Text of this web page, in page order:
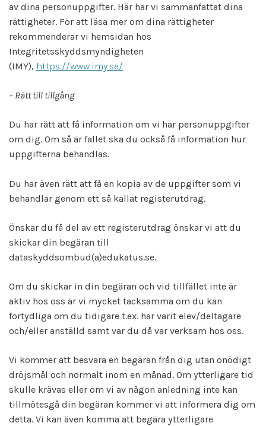
av dina personuppgifter. Här har vi sammanfattat dina
rättigheter. För att läsa mer om dina rättigheter
rekommenderar vi hemsidan hos
Integritetsskyddsmyndigheten
(IMY), https://www.imy.se/
– Rätt till tillgång
Du har rätt att få information om vi har personuppgifter
om dig. Om så är fallet ska du också få information hur
uppgifterna behandlas.
Du har även rätt att få en kopia av de uppgifter som vi
behandlar genom ett så kallat registerutdrag.
Önskar du få del av ett registerutdrag önskar vi att du
skickar din begäran till
dataskyddsombud(a)edukatus.se.
Om du skickar in din begäran och vid tillfället inte är
aktiv hos oss är vi mycket tacksamma om du kan
förtydliga om du tidigare t.ex. har varit elev/deltagare
och/eller anställd samt var du då var verksam hos oss.
Vi kommer att besvara en begäran från dig utan onödigt
dröjsmål och normalt inom en månad. Om ytterligare tid
skulle krävas eller om vi av någon anledning inte kan
tillmötesgå din begäran kommer vi att informera dig om
detta. Vi kan även komma att begära ytterligare